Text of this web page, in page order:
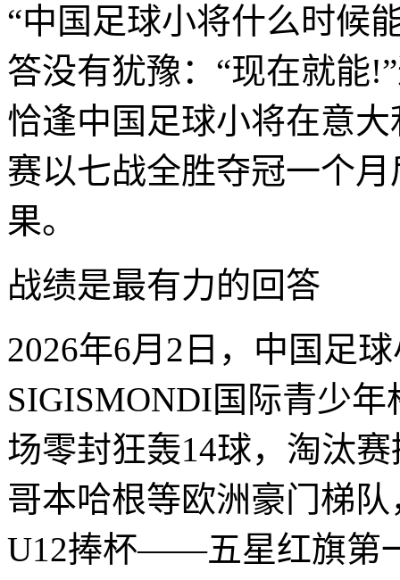
“中国足球小将什么时候
答没有犹豫：“现在就能
恰逢中国足球小将在意
赛以七战全胜夺冠一个
果。
战绩是最有力的回答
2026年6月2日，中国足
SIGISMONDI国际青少
场零封狂轰14球，淘汰
哥本哈根等欧洲豪门梯
U12捧杯——五星红旗第